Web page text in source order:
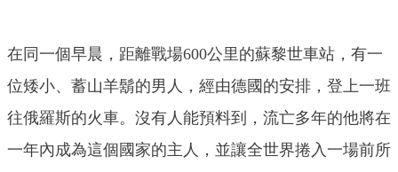
在同一個早晨，距離戰場600公里的蘇黎世車站，有一
位矮小、蓄山羊鬍的男人，經由德國的安排，登上一班
往俄羅斯的火車。沒有人能預料到，流亡多年的他將在
一年內成為這個國家的主人，並讓全世界捲入一場前所